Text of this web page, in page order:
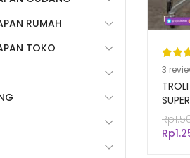
5.00
3
3
TIPE
Rp
Rp
RUMAH
TOKO